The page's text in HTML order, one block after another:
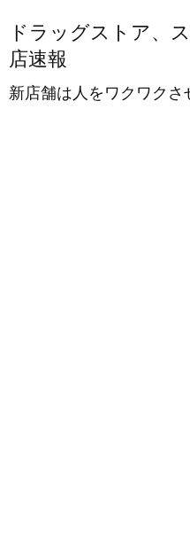
ドラッグストア、
店速報
新店舗は人をワクワクさ